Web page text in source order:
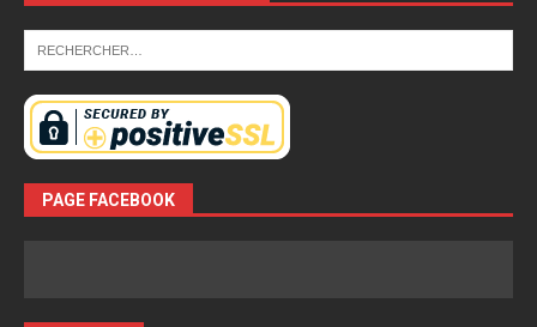
PAGE FACEBOOK